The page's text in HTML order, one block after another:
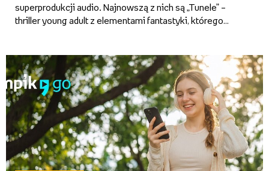
superprodukcji audio. Najnowszą z nich są „Tunele” –
thriller young adult z elementami fantastyki, którego
wciągająca...